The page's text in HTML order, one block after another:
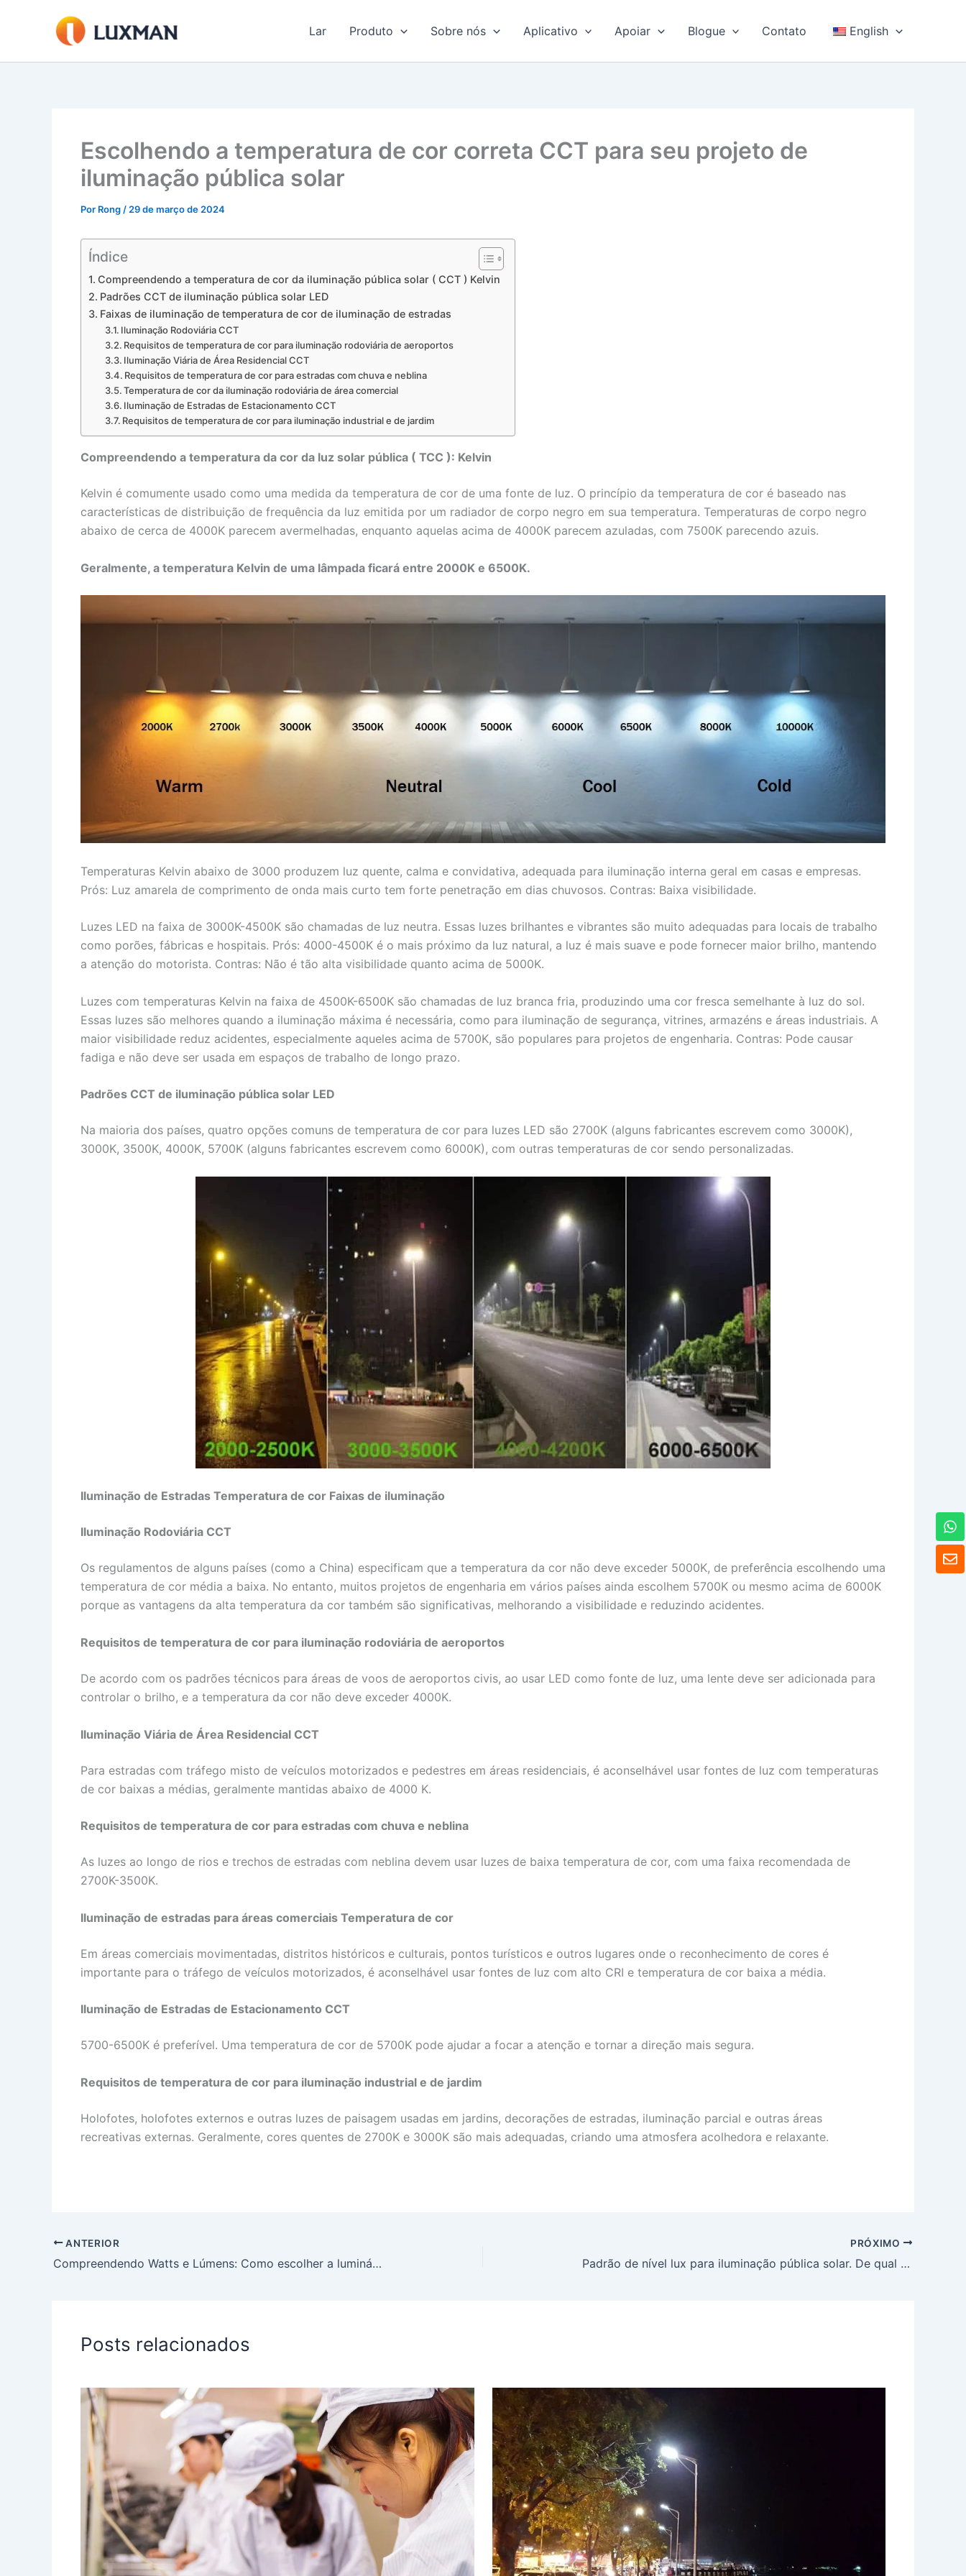
conteúdo
Lar Produto Sobre nós Aplicativo Apoiar Blogue Contato English
Escolhendo a temperatura de cor correta CCT para seu projeto de
iluminação pública solar
Por Rong / 29 de março de 2024
Índice
Compreendendo a temperatura de cor da iluminação pública solar ( CCT ) Kelvin
Padrões CCT de iluminação pública solar LED
Faixas de iluminação de temperatura de cor de iluminação de estradas
Iluminação Rodoviária CCT
Requisitos de temperatura de cor para iluminação rodoviária de aeroportos
Iluminação Viária de Área Residencial CCT
Requisitos de temperatura de cor para estradas com chuva e neblina
Temperatura de cor da iluminação rodoviária de área comercial
Iluminação de Estradas de Estacionamento CCT
Requisitos de temperatura de cor para iluminação industrial e de jardim
Compreendendo a temperatura da cor da luz solar pública ( TCC ): Kelvin
Kelvin é comumente usado como uma medida da temperatura de cor de uma fonte de luz. O princípio da temperatura de cor é baseado nas
características de distribuição de frequência da luz emitida por um radiador de corpo negro em sua temperatura. Temperaturas de corpo negro
abaixo de cerca de 4000K parecem avermelhadas, enquanto aquelas acima de 4000K parecem azuladas, com 7500K parecendo azuis.
Geralmente, a temperatura Kelvin de uma lâmpada ficará entre 2000K e 6500K.
Temperaturas Kelvin abaixo de 3000 produzem luz quente, calma e convidativa, adequada para iluminação interna geral em casas e empresas.
Prós: Luz amarela de comprimento de onda mais curto tem forte penetração em dias chuvosos. Contras: Baixa visibilidade.
Luzes LED na faixa de 3000K-4500K são chamadas de luz neutra. Essas luzes brilhantes e vibrantes são muito adequadas para locais de trabalho
como porões, fábricas e hospitais. Prós: 4000-4500K é o mais próximo da luz natural, a luz é mais suave e pode fornecer maior brilho, mantendo
a atenção do motorista. Contras: Não é tão alta visibilidade quanto acima de 5000K.
Luzes com temperaturas Kelvin na faixa de 4500K-6500K são chamadas de luz branca fria, produzindo uma cor fresca semelhante à luz do sol.
Essas luzes são melhores quando a iluminação máxima é necessária, como para iluminação de segurança, vitrines, armazéns e áreas industriais. A
maior visibilidade reduz acidentes, especialmente aqueles acima de 5700K, são populares para projetos de engenharia. Contras: Pode causar
fadiga e não deve ser usada em espaços de trabalho de longo prazo.
Padrões CCT de iluminação pública solar LED
Na maioria dos países, quatro opções comuns de temperatura de cor para luzes LED são 2700K (alguns fabricantes escrevem como 3000K),
3000K, 3500K, 4000K, 5700K (alguns fabricantes escrevem como 6000K), com outras temperaturas de cor sendo personalizadas.
Iluminação de Estradas Temperatura de cor Faixas de iluminação
Iluminação Rodoviária CCT
Os regulamentos de alguns países (como a China) especificam que a temperatura da cor não deve exceder 5000K, de preferência escolhendo uma
temperatura de cor média a baixa. No entanto, muitos projetos de engenharia em vários países ainda escolhem 5700K ou mesmo acima de 6000K
porque as vantagens da alta temperatura da cor também são significativas, melhorando a visibilidade e reduzindo acidentes.
Requisitos de temperatura de cor para iluminação rodoviária de aeroportos
De acordo com os padrões técnicos para áreas de voos de aeroportos civis, ao usar LED como fonte de luz, uma lente deve ser adicionada para
controlar o brilho, e a temperatura da cor não deve exceder 4000K.
Iluminação Viária de Área Residencial CCT
Para estradas com tráfego misto de veículos motorizados e pedestres em áreas residenciais, é aconselhável usar fontes de luz com temperaturas
de cor baixas a médias, geralmente mantidas abaixo de 4000 K.
Requisitos de temperatura de cor para estradas com chuva e neblina
As luzes ao longo de rios e trechos de estradas com neblina devem usar luzes de baixa temperatura de cor, com uma faixa recomendada de
2700K-3500K.
Iluminação de estradas para áreas comerciais Temperatura de cor
Em áreas comerciais movimentadas, distritos históricos e culturais, pontos turísticos e outros lugares onde o reconhecimento de cores é
importante para o tráfego de veículos motorizados, é aconselhável usar fontes de luz com alto CRI e temperatura de cor baixa a média.
Iluminação de Estradas de Estacionamento CCT
5700-6500K é preferível. Uma temperatura de cor de 5700K pode ajudar a focar a atenção e tornar a direção mais segura.
Requisitos de temperatura de cor para iluminação industrial e de jardim
Holofotes, holofotes externos e outras luzes de paisagem usadas em jardins, decorações de estradas, iluminação parcial e outras áreas
recreativas externas. Geralmente, cores quentes de 2700K e 3000K são mais adequadas, criando uma atmosfera acolhedora e relaxante.
ANTERIOR
Compreendendo Watts e Lúmens: Como escolher a luminária com o brilho certo para seu projeto
PRÓXIMO
Padrão de nível lux para iluminação pública solar. De qual nível lux preciso?
Posts relacionados
E
n
W
h
a
t
s